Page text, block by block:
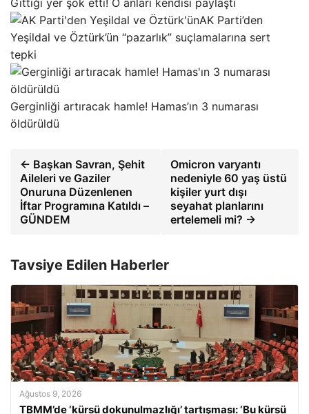
Gittiği yer şok etti! O anları kendisi paylaştı
AK Parti’den
Yeşildal ve Öztürk’ün “pazarlık” suçlamalarına sert
tepki
Gerginliği artıracak hamle! Hamas’ın 3 numarası
öldürüldü
← Başkan Savran, Şehit
Aileleri ve Gaziler
Onuruna Düzenlenen
İftar Programına Katıldı –
GÜNDEM
Omicron varyantı
nedeniyle 60 yaş üstü
kişiler yurt dışı
seyahat planlarını
ertelemeli mi? →
Tavsiye Edilen Haberler
Ağustos 9, 2026
TBMM’de ‘kürsü dokunulmazlığı’ tartışması: ‘Bu kürsü